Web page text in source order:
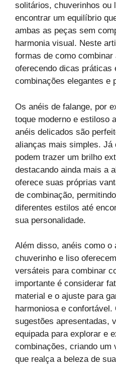
solitários, chuverinhos ou
encontrar um equilíbrio
ambas as peças sem
harmonia visual. Neste
formas de como
oferecendo dicas práticas
combinações elegantes e
Os anéis de falange, por
toque moderno e estiloso
anéis delicados são
alianças mais simples. Já
podem trazer um brilho
destacando ainda mais a
oferece suas próprias
de combinação,
diferentes estilos até
sua personalidade.
Além disso, anéis como o
chuverinho e liso
versáteis para combinar
importante é considerar
material e o ajuste para
harmoniosa e
sugestões apresentadas,
equipada para explorar e
combinações, criando um
que realça a beleza de